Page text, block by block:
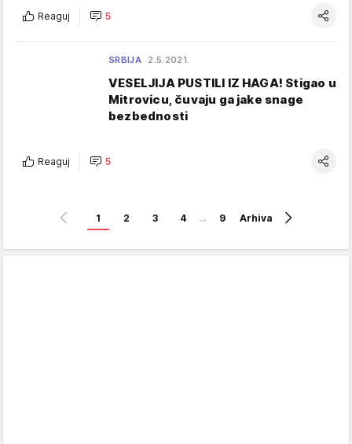
Reaguj 5
SRBIJA 2.5.2021.
VESELJIJA PUSTILI IZ HAGA! Stigao u
Mitrovicu, čuvaju ga jake snage
bezbednosti
Reaguj 5
1 2 3 4 … 9 Arhiva